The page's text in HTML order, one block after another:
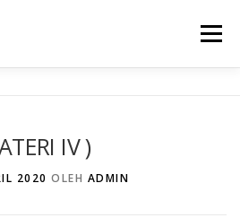
Menu
IV )
2020 OLEH ADMIN